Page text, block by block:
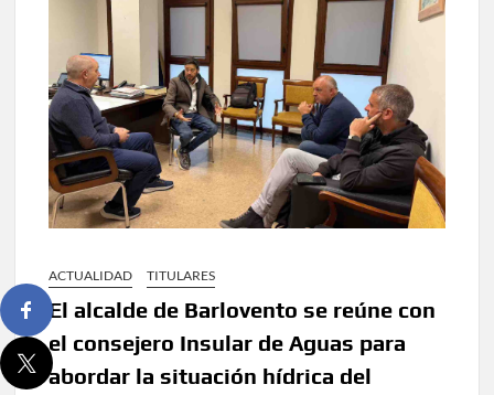
ACTUALIDAD TITULARES
El alcalde de Barlovento se reúne con
el consejero Insular de Aguas para
abordar la situación hídrica del